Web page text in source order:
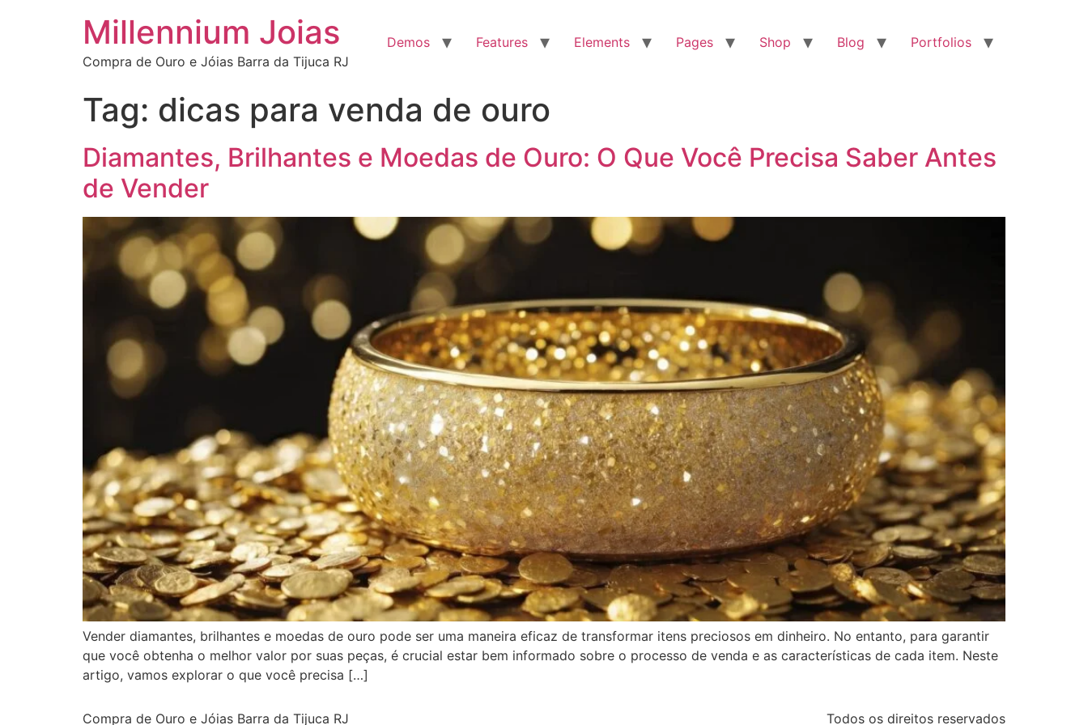
Millennium Joias
Compra de Ouro e Jóias Barra da Tijuca RJ
Demos Features Elements Pages Shop Blog Portfolios
Tag: dicas para venda de ouro
Diamantes, Brilhantes e Moedas de Ouro: O Que Você Precisa Saber Antes
de Vender
Vender diamantes, brilhantes e moedas de ouro pode ser uma maneira eficaz de transformar itens preciosos em dinheiro. No entanto, para garantir
que você obtenha o melhor valor por suas peças, é crucial estar bem informado sobre o processo de venda e as características de cada item. Neste
artigo, vamos explorar o que você precisa […]
Compra de Ouro e Jóias Barra da Tijuca RJ Todos os direitos reservados